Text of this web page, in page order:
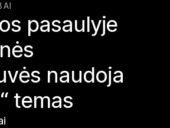
pasaulyje
naudoja
temas